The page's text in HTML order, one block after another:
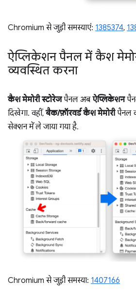
Chromium से जुड़ी समस्याएं: 1385374,
ऐप्लिकेशन पैनल में कैश
व्यवस्थित करना
कैश मेमोरी स्टोरेजपैनल अबऐप्लिकेशन
दिखेगा. वहीं,बैक/फ़ॉरवर्ड कैश मेमोरीपैनल
सेक्शन में ले जाया गया है.
Chromium से जुड़ी समस्या: 1407166